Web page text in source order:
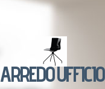
ARREDO UFFICIO